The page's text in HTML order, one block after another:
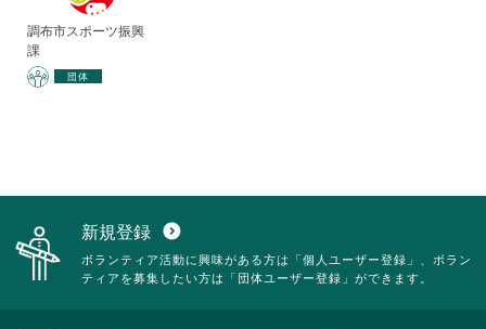
調布市スポーツ振興
課
団体
新規登録 expand_circle_down
ボランティア活動に興味がある方は「個人ユーザー登録」、ボラン
ティアを募集したい方は「団体ユーザー登録」ができます。